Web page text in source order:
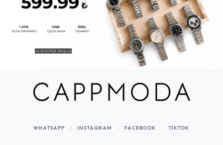
WHATSAPP INSTAGRAM FACEBOOK TIKTOK